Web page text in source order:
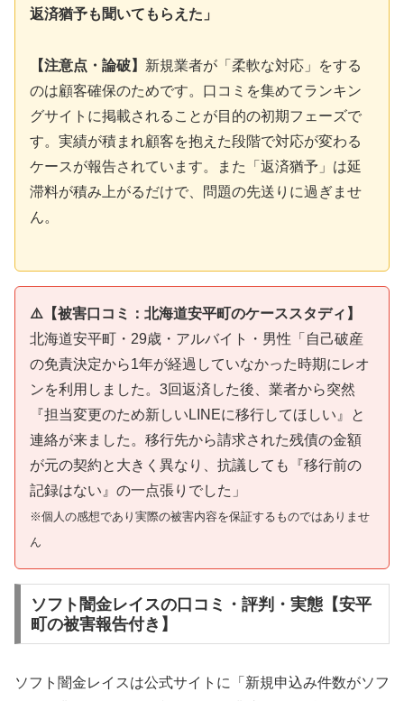
返済猶予も聞いてもらえた」
【注意点・論破】 新規業者が「柔軟な対応」をする
のは顧客確保のためです。口コミを集めてランキン
グサイトに掲載されることが目的の初期フェーズで
す。実績が積まれ顧客を抱えた段階で対応が変わる
ケースが報告されています。また「返済猶予」は延
滞料が積み上がるだけで、問題の先送りに過ぎませ
ん。
⚠️【被害口コミ：北海道安平町のケーススタディ】
北海道安平町・29歳・アルバイト・男性「自己破産
の免責決定から1年が経過していなかった時期にレオ
ンを利用しました。3回返済した後、業者から突然
『担当変更のため新しいLINEに移行してほしい』と
連絡が来ました。移行先から請求された残債の金額
が元の契約と大きく異なり、抗議しても『移行前の
記録はない』の一点張りでした」
※個人の感想であり実際の被害内容を保証するものではありませ
ん
ソフト闇金レイスの口コミ・評判・実態【安平
町の被害報告付き】
ソフト闇金レイスは公式サイトに「新規申込み件数がソフ